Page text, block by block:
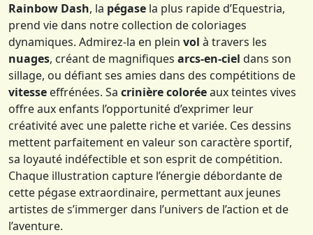
Rainbow Dash, la pégase la plus rapide d’Equestria,
prend vie dans notre collection de coloriages
dynamiques. Admirez-la en plein vol à travers les
nuages, créant de magnifiques arcs-en-ciel dans son
sillage, ou défiant ses amies dans des compétitions de
vitesse effrénées. Sa crinière coloréeaux teintes vives
offre aux enfants l’opportunité d’exprimer leur
créativité avec une palette riche et variée. Ces dessins
mettent parfaitement en valeur son caractère sportif,
sa loyauté indéfectible et son esprit de compétition.
Chaque illustration capture l’énergie débordante de
cette pégase extraordinaire, permettant aux jeunes
artistes de s’immerger dans l’univers de l’action et de
l’aventure.